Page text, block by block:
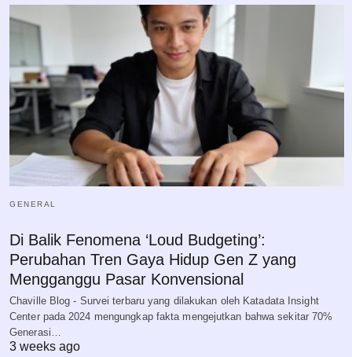
GENERAL
Di Balik Fenomena ‘Loud Budgeting’:
Perubahan Tren Gaya Hidup Gen Z yang
Mengganggu Pasar Konvensional
Chaville Blog - Survei terbaru yang dilakukan oleh Katadata Insight
Center pada 2024 mengungkap fakta mengejutkan bahwa sekitar 70%
Generasi…
3 weeks ago